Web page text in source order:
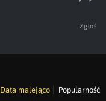
Zgłoś
Data malejąco Popularność